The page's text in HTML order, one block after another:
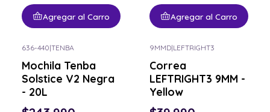
Agregar al Carro Agregar al Carro
636-440|TENBA
Mochila Tenba
Solstice V2 Negra
- 20L
9MMD|LEFTRIGHT3
Correa
LEFTRIGHT3 9MM -
Yellow